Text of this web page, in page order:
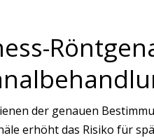
der genauen
erhöht das Risiko für